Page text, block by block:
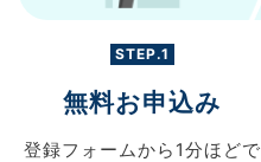
STEP.1
無料お申込み
登録フォームから 1分ほどで